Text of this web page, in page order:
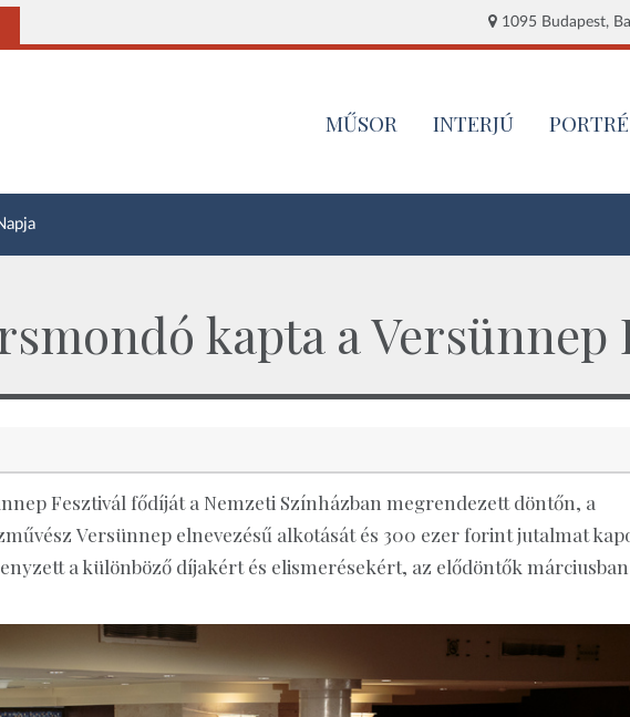
1095 Budapest,
MŰSOR INTERJÚ PORTRÉ
kapta a
Fesztivál fődíját a Nemzeti Színházban megrendezett döntőn, a
Versünnep elnevezésű alkotását és 300 ezer forint jutalmat
a különböző díjakért és elismerésekért, az elődöntők márciusban